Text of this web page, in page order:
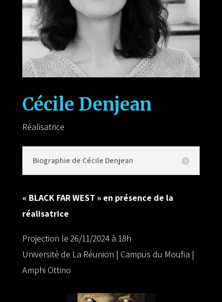
Cécile Denjean
Réalisatrice
Biographie de Cécile Denjean
« BLACK FAR WEST » en présence de la
réalisatrice
Projection le 26/11/2024 à 18h
Université de La Réunion | Campus du Moufia |
Amphi Ottino